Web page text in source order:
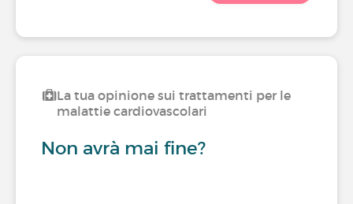
La tua opinione sui trattamenti per le
malattie cardiovascolari
Non avrà mai fine?